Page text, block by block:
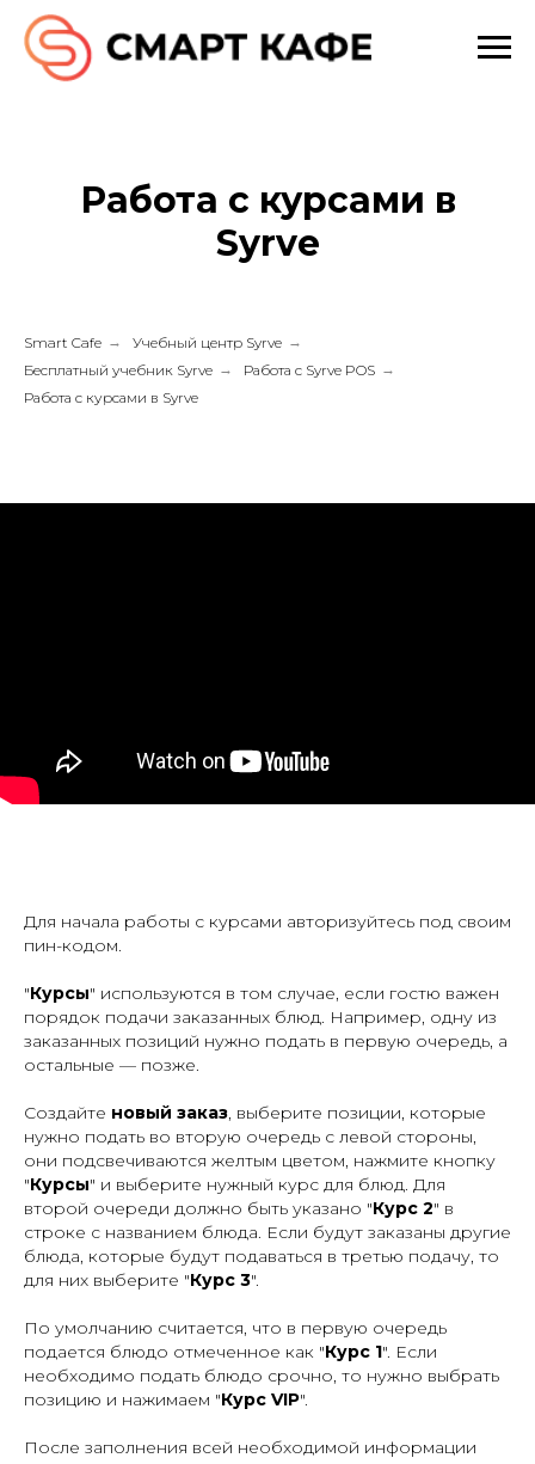
Работа с курсами в
Syrve
Smart Cafe → Учебный центр Syrve →
Бесплатный учебник Syrve → Работа с Syrve POS →
Работа с курсами в Syrve
Для начала работы с курсами авторизуйтесь под своим
пин-кодом.
"Курсы" используются в том случае, если гостю важен
порядок подачи заказанных блюд. Например, одну из
заказанных позиций нужно подать в первую очередь, а
остальные — позже.
Создайте новый заказ, выберите позиции, которые
нужно подать во вторую очередь с левой стороны,
они подсвечиваются желтым цветом, нажмите кнопку
"Курсы" и выберите нужный курс для блюд. Для
второй очереди должно быть указано "Курс 2" в
строке с названием блюда. Если будут заказаны другие
блюда, которые будут подаваться в третью подачу, то
для них выберите "Курс 3".
По умолчанию считается, что в первую очередь
подается блюдо отмеченное как "Курс 1". Если
необходимо подать блюдо срочно, то нужно выбрать
позицию и нажимаем "Курс VIP".
После заполнения всей необходимой информации